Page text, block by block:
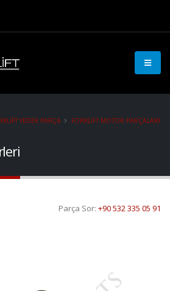
YEDEK PARÇA
FORKLIFT MOTOR PARÇALARI
Parça Sor: +90 532 335 05 91